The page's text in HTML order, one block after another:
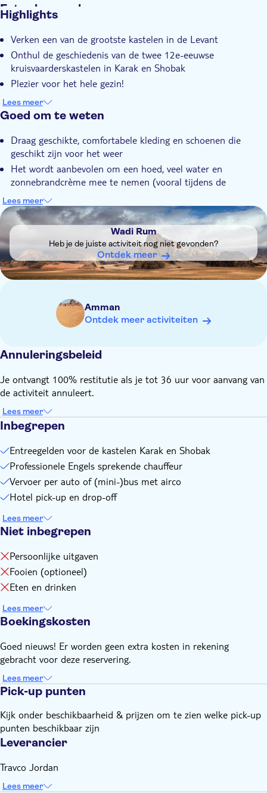
Extra kenmerken
Exclusieve locatie
Tour met gids
Lokaal tintje
Hotel pick-up
Highlights
Verken een van de grootste kastelen in de Levant
Onthul de geschiedenis van de twee 12e-eeuwse
kruisvaarderskastelen in Karak en Shobak
Plezier voor het hele gezin!
Leef en adem de Jordaanse geschiedenis
Lees meer
Goed om te weten
Draag geschikte, comfortabele kleding en schoenen die
geschikt zijn voor het weer
Het wordt aanbevolen om een hoed, veel water en
zonnebrandcrème mee te nemen (vooral tijdens de
Vergeet je camera niet!
Zorg dat je ten minste 15 minuten voordat je ophaalservice
gepland staat klaarstaat
Lees meer
DSA1Wadi Rum
Wadi Rum
Heb je de juiste activiteit nog niet gevonden?
Ontdek meer
Amman
Ontdek meer activiteiten
Annuleringsbeleid
Je ontvangt 100% restitutie als je tot 36 uur voor aanvang van
de activiteit annuleert.
Lees meer
Inbegrepen
Entreegelden voor de kastelen Karak en Shobak
Professionele Engels sprekende chauffeur
Vervoer per auto of (mini-)bus met airco
Hotel pick-up en drop-off
Lees meer
Niet inbegrepen
Persoonlijke uitgaven
Fooien (optioneel)
Eten en drinken
Lees meer
Boekingskosten
Goed nieuws! Er worden geen extra kosten in rekening
gebracht voor deze reservering.
Lees meer
Pick-up punten
Kijk onder beschikbaarheid & prijzen om te zien welke pick-up
punten beschikbaar zijn
Leverancier
Travco Jordan
Lees meer